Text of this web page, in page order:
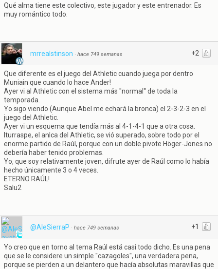
Qué alma tiene este colectivo, este jugador y este entrenador. Es
muy romántico todo.
+2
mrrealstinson · hace 749 semanas
Que diferente es el juego del Athletic cuando juega por dentro
Muniain que cuando lo hace Ander!
Ayer vi al Athletic con el sistema más ''normal'' de toda la
temporada.
Yo sigo viendo (Aunque Abel me echará la bronca) el 2-3-2-3 en el
juego del Athletic.
Ayer vi un esquema que tendía más al 4-1-4-1 que a otra cosa.
Iturraspe, el anlca del Athletic, se vió superado, sobre todo por el
enorme partido de Raúl, porque con un doble pivote Höger-Jones no
debería haber tenido problemas.
Yo, que soy relativamente joven, difrute ayer de Raúl como lo había
hecho únicamente 3 o 4 veces.
ETERNO RAÚL!
Salu2
+1
@AleSierraP · hace 749 semanas
Yo creo que en torno al tema Raúl está casi todo dicho. Es una pena
que se le considere un simple "cazagoles", una verdadera pena,
porque se pierden a un delantero que hacía absolutas maravillas que